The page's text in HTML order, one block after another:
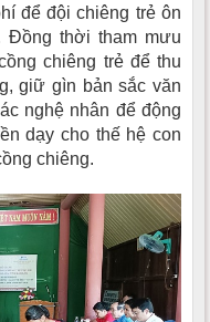
để đội chiêng trẻ ôn
Đồng thời tham mưu
chiêng trẻ để thu
giữ gìn bản sắc văn
nghệ nhân để động
dạy cho thế hệ con
chiêng.